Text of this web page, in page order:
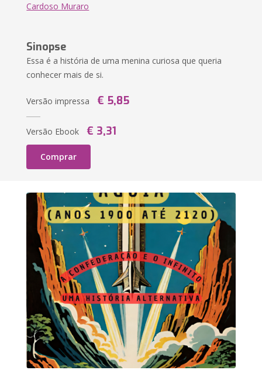
Cardoso Muraro
Sinopse
Essa é a história de uma menina curiosa que queria
conhecer mais de si.
Versão impressa € 5,85
Versão Ebook € 3,31
Comprar